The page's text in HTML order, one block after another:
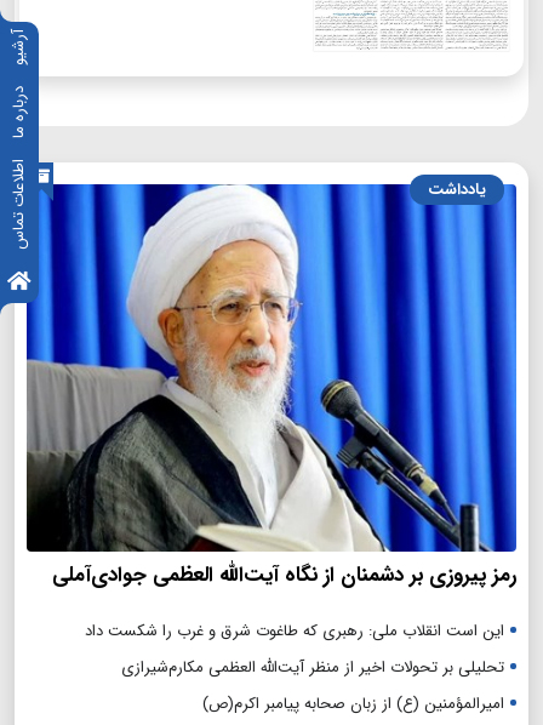
آرشیو
درباره ما
اطلاعات تماس یادداشت
رمز پیروزی بر دشمنان از نگاه آیت‌الله العظمی جوادی‌آملی
این است انقلاب ملی: رهبری که طاغوت شرق و غرب را شکست داد
تحلیلی بر تحولات اخیر از منظر آیت‌الله العظمی مکارم‌شیرازی
امیرالمؤمنین (ع) از زبان صحابه پیامبر اکرم(ص)